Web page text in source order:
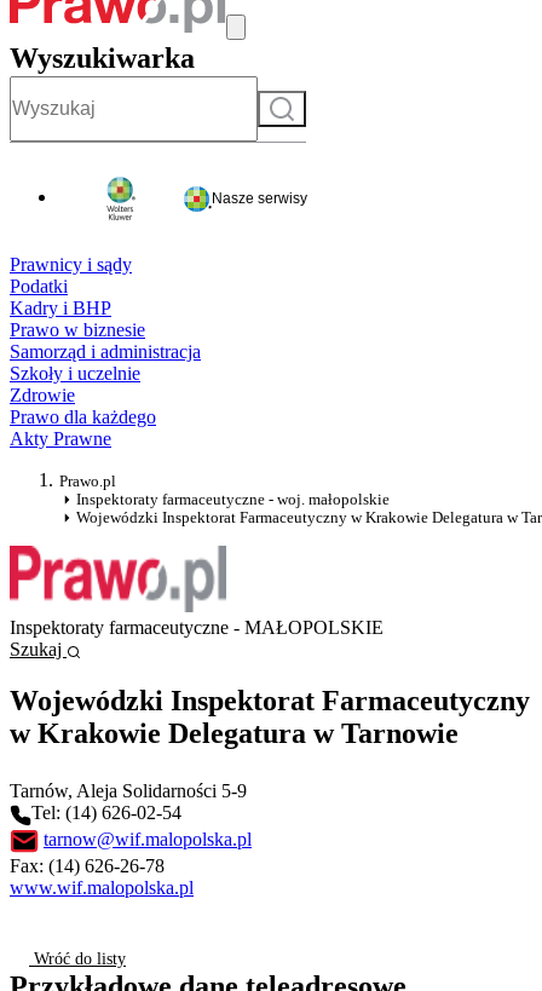
Wyszukiwarka
Szukaj
Nasze serwisy
Prawnicy i sądy
Podatki
Kadry i BHP
Prawo w biznesie
Samorząd i administracja
Szkoły i uczelnie
Zdrowie
Prawo dla każdego
Akty Prawne
Prawo.pl
Inspektoraty farmaceutyczne - woj. małopolskie
Wojewódzki Inspektorat Farmaceutyczny w Krakowie Delegatura w
Inspektoraty farmaceutyczne - MAŁOPOLSKIE
Szukaj
Wojewódzki Inspektorat Farmaceutyczny
w Krakowie Delegatura w Tarnowie
Tarnów, Aleja Solidarności 5-9
Tel: (14) 626-02-54
tarnow@wif.malopolska.pl
Fax: (14) 626-26-78
www.wif.malopolska.pl
Wróć do listy